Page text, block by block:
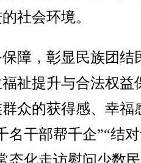
社会环境。
，彰显民族团结
祉提升与合法权益
众的获得感、幸福
名干部帮千企”“结